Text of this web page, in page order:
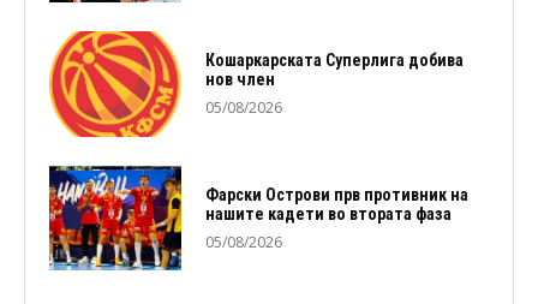
Кошаркарската Суперлига добива
нов член
05/08/2026
Фарски Острови прв противник на
нашите кадети во втората фаза
05/08/2026